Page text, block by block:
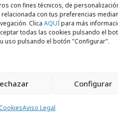
con fines técnicos, de
con tus preferencias
Clica AQUÍpara más
todas las cookies pulsando el
uso pulsando el botón "Configurar".
Configurar
Aviso Legal
de Leo Burnett
de la
8 de Julio como
presidenta de la
de
por
general de Leo